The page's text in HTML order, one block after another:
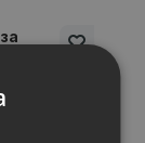
Notebook